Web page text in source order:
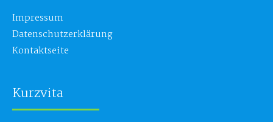
Impressum
Datenschutzerklärung
Kontaktseite
Kurzvita